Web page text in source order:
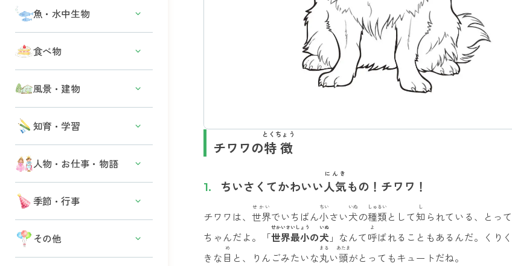
トンボ
カタツムリ
その他の虫・昆虫
その他の車
その他の哺乳類
爬虫類・両生類
鳥類
春の花
夏の花
秋の花
冬の花
木・葉
その他の植物
魚・水中生物
魚
イルカ・クジラ
サメ
貝・サンゴ
カメ
タコ・イカ
クラゲ
その他の水中生物
食べ物
肉・魚料理
野菜
果物
デザート・お菓子
主食
その他の食べ物
風景・建物
日本の風景・名所
世界遺産・世界の風景
知育・学習
ひらがな
人物・お仕事・物語
物語・昔話・ファンタジー
働く人・お仕事
妖怪・お化け・モンスター
季節・行事
春の行事・イベント
夏の行事・イベント
その他
チワワの特徴
とくちょう
ちいさくてかわいい人気
にんき
もの！チワワ！
チワワは、世界
せかい
でいちばん小
ちい
さい犬
いぬ
の種類
しゅるい
として知
し
られている、とっ
ちゃんだよ。「世界最小
せかいさいしょう
の犬
いぬ
」なんて呼
よ
ばれることもあるんだ。くり
きな 目
め
と、りんごみたいな丸
まる
い頭
あたま
がとってもキュートだね。